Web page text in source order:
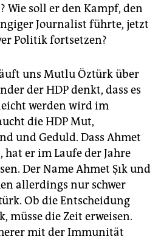
Wie soll er den Kampf, den
Journalist führte, jetzt
Politik fortsetzen?
uns Mutlu Öztürk über
der HDP denkt, dass es
werden wird im
die HDP Mut,
und Geduld. Dass Ahmet
hat er im Laufe der Jahre
Der Name Ahmet Şık und
allerdings nur schwer
Ob die Entscheidung
müsse die Zeit erweisen.
mit der Immunität